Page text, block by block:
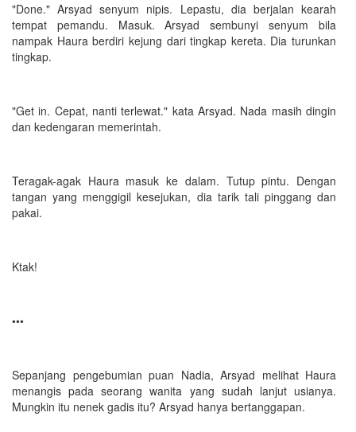
"Done." Arsyad senyum nipis. Lepastu, dia berjalan kearah
tempat pemandu. Masuk. Arsyad sembunyi senyum bila
nampak Haura berdiri kejung dari tingkap kereta. Dia turunkan
tingkap.
"Get in. Cepat, nanti terlewat." kata Arsyad. Nada masih dingin
dan kedengaran memerintah.
Teragak-agak Haura masuk ke dalam. Tutup pintu. Dengan
tangan yang menggigil kesejukan, dia tarik tali pinggang dan
pakai.
Ktak!
•••
Sepanjang pengebumian puan Nadia, Arsyad melihat Haura
menangis pada seorang wanita yang sudah lanjut usianya.
Mungkin itu nenek gadis itu? Arsyad hanya bertanggapan.